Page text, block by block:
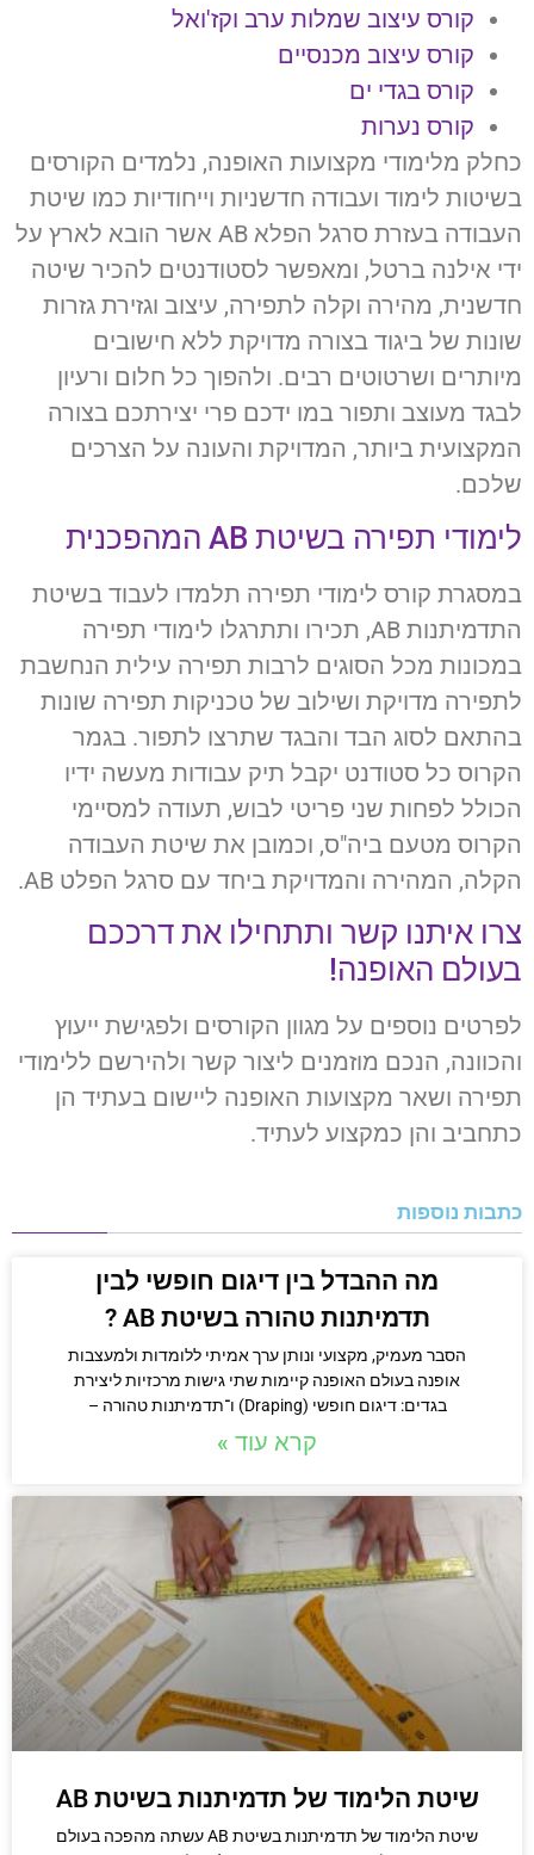
קורס עיצוב שמלות ערב וקז'ואל
קורס עיצוב מכנסיים
קורס בגדי ים
קורס נערות
כחלק מלימודי מקצועות האופנה, נלמדים הקורסים
בשיטות לימוד ועבודה חדשניות וייחודיות כמו שיטת
העבודה בעזרת סרגל הפלא AB אשר הובא לארץ על
ידי אילנה ברטל, ומאפשר לסטודנטים להכיר שיטה
חדשנית, מהירה וקלה לתפירה, עיצוב וגזירת גזרות
שונות של ביגוד בצורה מדויקת ללא חישובים
מיותרים ושרטוטים רבים. ולהפוך כל חלום ורעיון
לבגד מעוצב ותפור במו ידכם פרי יצירתכם בצורה
המקצועית ביותר, המדויקת והעונה על הצרכים
שלכם.
לימודי תפירה בשיטת AB המהפכנית
במסגרת קורס לימודי תפירה תלמדו לעבוד בשיטת
התדמיתנות AB, תכירו ותתרגלו לימודי תפירה
במכונות מכל הסוגים לרבות תפירה עילית הנחשבת
לתפירה מדויקת ושילוב של טכניקות תפירה שונות
בהתאם לסוג הבד והבגד שתרצו לתפור. בגמר
הקרוס כל סטודנט יקבל תיק עבודות מעשה ידיו
הכולל לפחות שני פריטי לבוש, תעודה למסיימי
הקרוס מטעם ביה"ס, וכמובן את שיטת העבודה
הקלה, המהירה והמדויקת ביחד עם סרגל הפלט AB.
צרו איתנו קשר ותתחילו את דרככם
בעולם האופנה!
לפרטים נוספים על מגוון הקורסים ולפגישת ייעוץ
והכוונה, הנכם מוזמנים ליצור קשר ולהירשם ללימודי
תפירה ושאר מקצועות האופנה ליישום בעתיד הן
כתחביב והן כמקצוע לעתיד.
כתבות נוספות
מה ההבדל בין דיגום חופשי לבין
תדמיתנות טהורה בשיטת AB ?
הסבר מעמיק, מקצועי ונותן ערך אמיתי ללומדות ולמעצבות
אופנה בעולם האופנה קיימות שתי גישות מרכזיות ליצירת
בגדים: דיגום חופשי (Draping) ו־תדמיתנות טהורה –
קרא עוד »
שיטת הלימוד של תדמיתנות בשיטת AB
שיטת הלימוד של תדמיתנות בשיטת AB עשתה מהפכה בעולם